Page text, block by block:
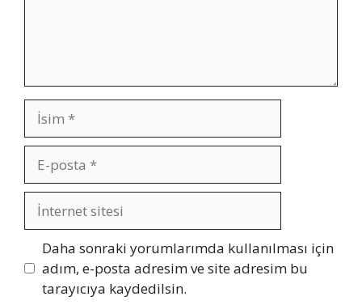
İsim
posta
İnternet
sitesi
Daha sonraki yorumlarımda kullanılması için
adım, e-posta adresim ve site adresim bu
tarayıcıya kaydedilsin.